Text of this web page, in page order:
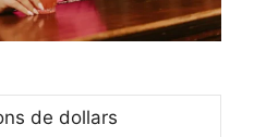
de dollars